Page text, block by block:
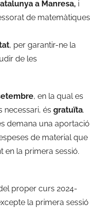
a Manresa, i
de matemàtiques
, per garantir-ne la
de les
, en la qual es
necessari, és gratuïta.
demana una aportació
de material que
en la primera sessió.
proper curs 2024-
la primera sessió